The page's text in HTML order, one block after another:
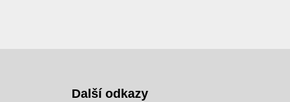
Další odkazy